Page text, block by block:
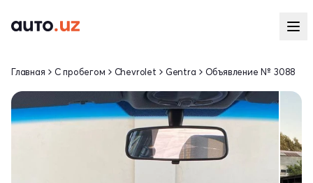
Главная С пробегом Chevrolet Gentra Объявление № 3088